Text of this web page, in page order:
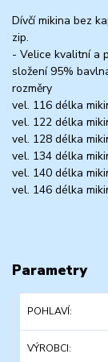
Dívčí mikina bez
zip.
- Velice kvalitní a
složení 95%
rozměry
vel. 116 délka
vel. 122 délka
vel. 128 délka
vel. 134 délka
vel. 140 délka
vel. 146 délka
Parametry
POHLAVÍ
VÝROBCI